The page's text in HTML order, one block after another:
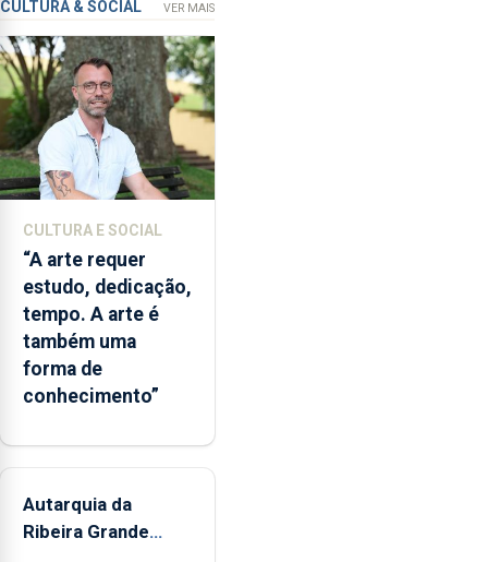
financiamento
para
os
bombeiros
dos
Açores
com
responsabilidades
partilhadas
entre
o
Governo
Regional
e
municípios.
CULTURA & SOCIAL VER MAIS
CULTURA E SOCIAL
“A arte requer
estudo, dedicação,
tempo. A arte é
também uma
forma de
conhecimento”
Autarquia da
Ribeira Grande